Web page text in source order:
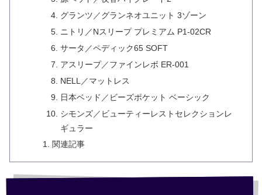
グランツ／グランネオユニット 3ゾーン
ニトリ／Nスリープ プレミアム P1-02CR
サータ／ペディック65 SOFT
アスリープ／ファインレボ ER-001
NELL／マットレス
日本ベッド／ビーズポケット ベーシック
シモンズ／ビューティーレストセレクションレ
ギュラー
関連記事